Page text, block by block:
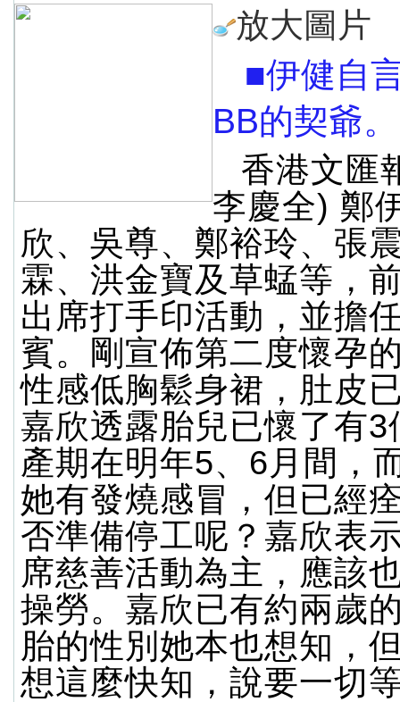
放大圖片
■伊健自
BB的契爺。
香港文
李慶全) 鄭
欣、吳尊、鄭裕玲、張
霖、洪金寶及草蜢等，
出席打手印活動，並擔
賓。剛宣佈第二度懷孕
性感低胸鬆身裙，肚皮
嘉欣透露胎兒已懷了有3
產期在明年5、6月間，
她有發燒感冒，但已經
否準備停工呢？嘉欣表
席慈善活動為主，應該
操勞。嘉欣已有約兩歲
胎的性別她本也想知，
想這麼快知，說要一切